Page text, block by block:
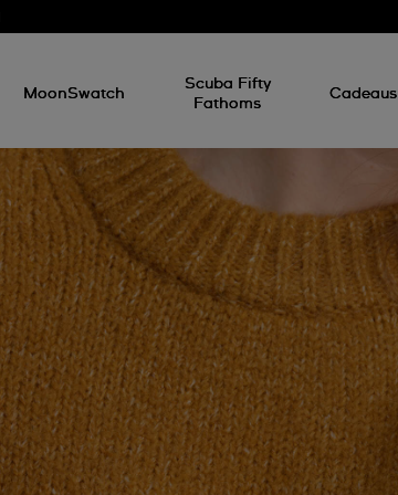
MoonSwatch
Scuba Fifty
Fathoms
Cadeaus